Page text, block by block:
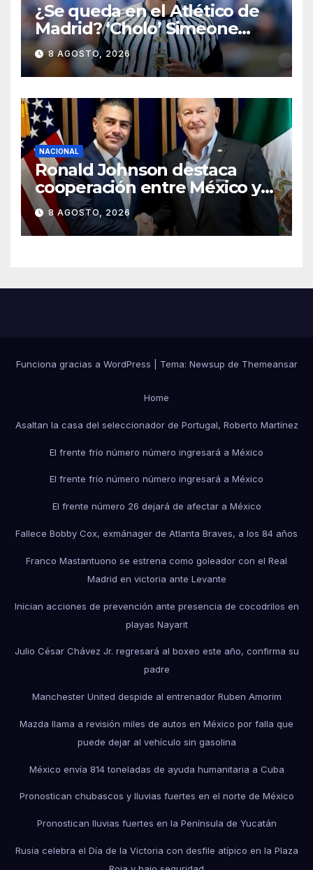
¿Se queda en el Atlético de
Madrid? ‘Cholo’ Simeone
responde contundente sobre
el futuro de Julián Álvarez
8 AGOSTO, 2026
NACIONAL
Ronald Johnson destaca
cooperación entre México y
EU para la seguridad en
región aguacatera de
Michoacán
8 AGOSTO, 2026
Funciona gracias a WordPress Tema: Newsup de Themeansar
Home
Asaltan la casa del seleccionador de Portugal, Roberto Martínez
El frente frío número número ingresará a México
El frente frío número número ingresará a México
El frente número 26 dejará de afectar a México
Fallece Bobby Cox, exmánager de Atlanta Braves, a los 84 años
Franco Mastantuono se estrena como goleador con el Real
Madrid en victoria ante Levante
Inician acciones de prevención ante presencia de cocodrilos en
playas Nayarit
Julio César Chávez Jr. regresará al boxeo este año, confirma su
padre
Manchester United despide al entrenador Ruben Amorim
Mazda llama a revisión miles de autos en México por falla que
puede dejar al vehículo sin gasolina
México envía 814 toneladas de ayuda humanitaria a Cuba
Pronostican chubascos y lluvias fuertes en el norte de México
Pronostican lluvias fuertes en la Península de Yucatán
Rusia celebra el Día de la Victoria con desfile atípico en la Plaza